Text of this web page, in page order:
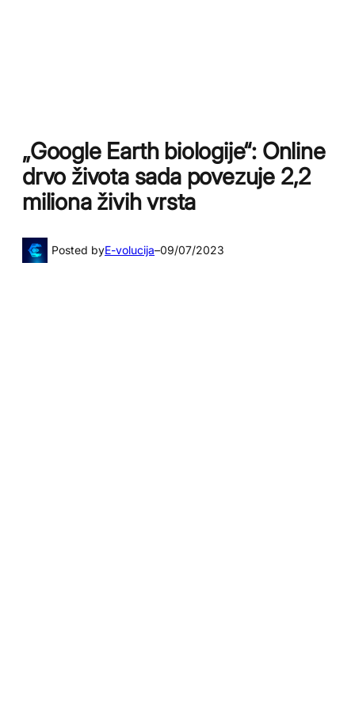
„Google Earth biologije“: Online
drvo života sada povezuje 2,2
miliona živih vrsta
Posted byE-volucija–09/07/2023